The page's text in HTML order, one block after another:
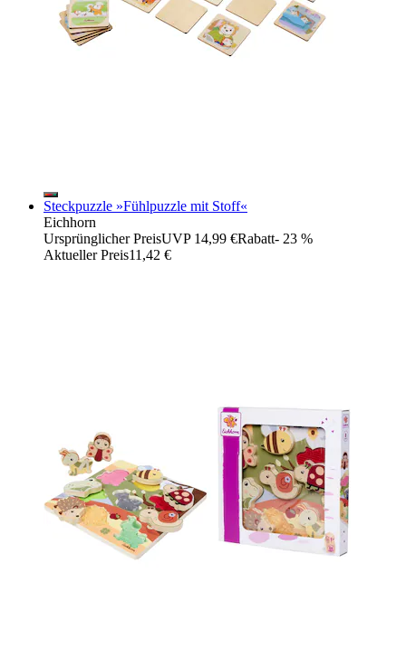
Steckpuzzle »Fühlpuzzle mit Stoff«
Eichhorn
Ursprünglicher PreisUVP 14,99 €Rabatt- 23 %
Aktueller Preis11,42 €